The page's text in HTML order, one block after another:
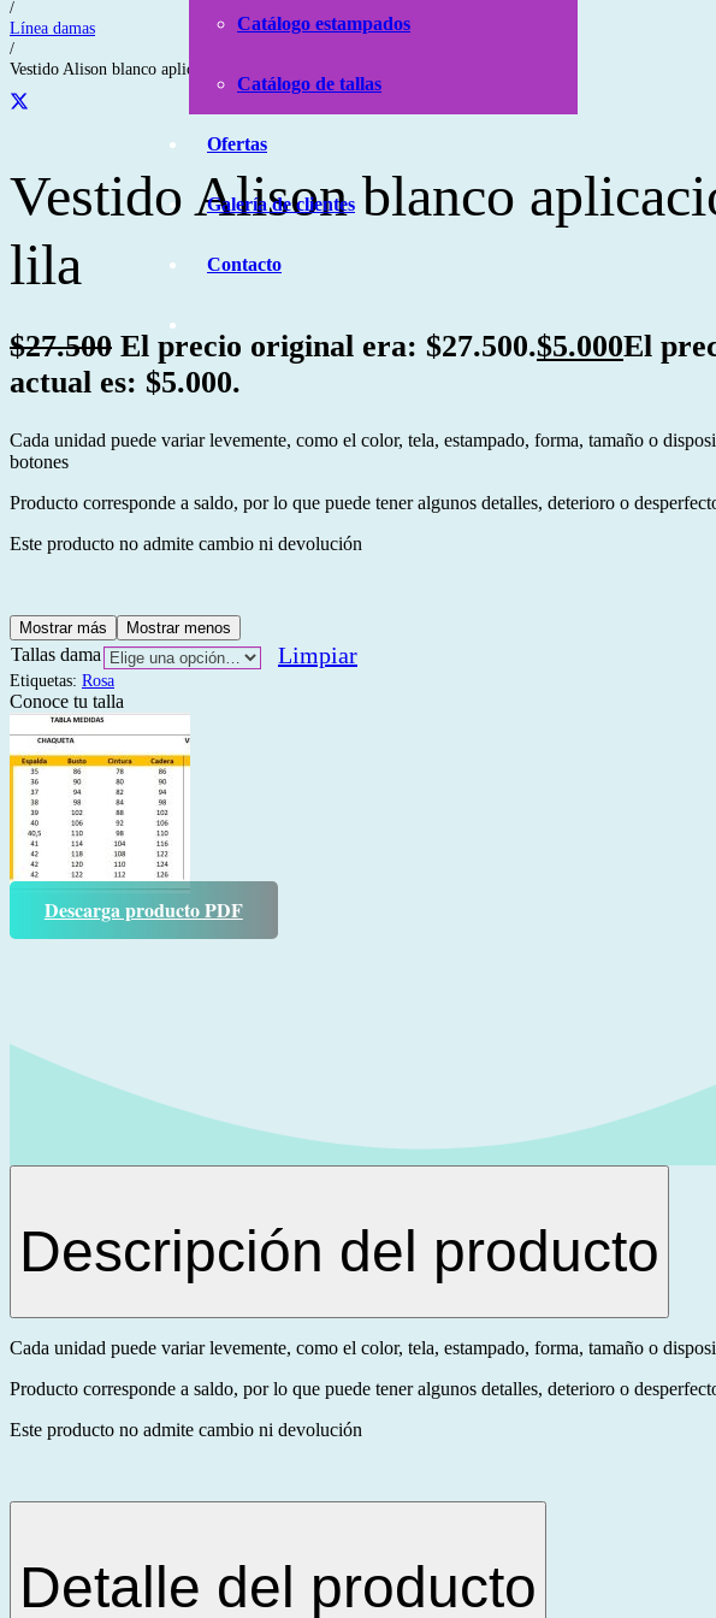
Catálogo estampados
Catálogo de tallas
Ofertas
Galería de clientes
Contacto
/
Línea damas
/
Vestido Alison blanco aplicación lila
Vestido Alison blanco
lila
$27.500 El precio original era: $27.500.$5.000El
actual es: $5.000.
Cada unidad puede variar levemente, como el color, tela, estampado, forma, tamaño o
botones
Producto corresponde a saldo, por lo que puede tener algunos detalles, deterioro o
Este producto no admite cambio ni devolución
Mostrar más Mostrar menos
Tallas dama Limpiar
Etiquetas: Rosa
Conoce tu talla
Descarga producto PDF
Descripción del producto
Cada unidad puede variar levemente, como el color, tela, estampado, forma, tamaño o
Producto corresponde a saldo, por lo que puede tener algunos detalles, deterioro o
Este producto no admite cambio ni devolución
Detalle del producto